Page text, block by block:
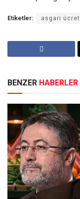
Etiketler: asgari ücret
BENZER HABERLER